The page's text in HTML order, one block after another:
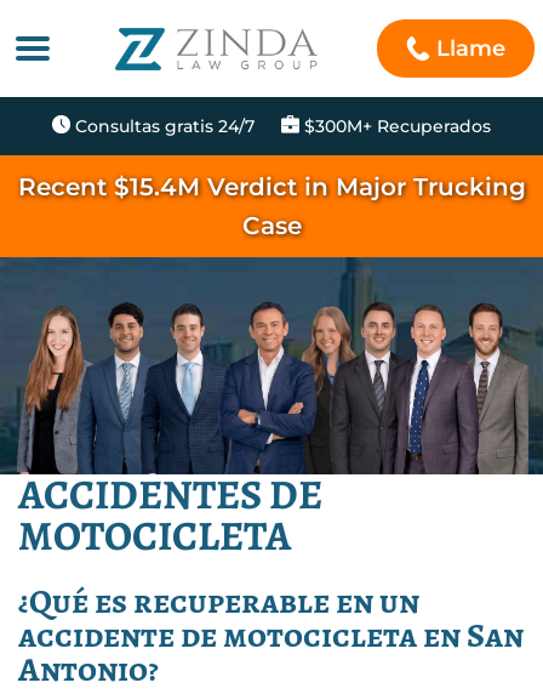
Llame
Consultas gratis 24/7 $300M+ Recuperados
Recent $15.4M Verdict in Major Trucking
Case
ACCIDENTES DE
MOTOCICLETA
¿Qué es recuperable en un
accidente de motocicleta en San
Antonio?